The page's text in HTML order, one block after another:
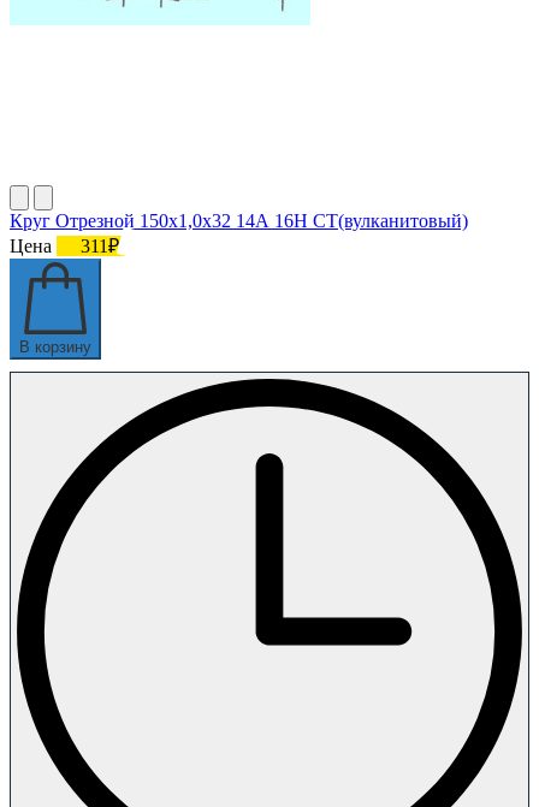
Круг Отрезной 150х1,0х32 14А 16Н СТ(вулканитовый)
Цена
311₽
В корзину